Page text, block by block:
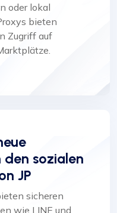
oder lokal
bieten
Zugriff auf
sozialen
JP
sicheren
wie LINE und